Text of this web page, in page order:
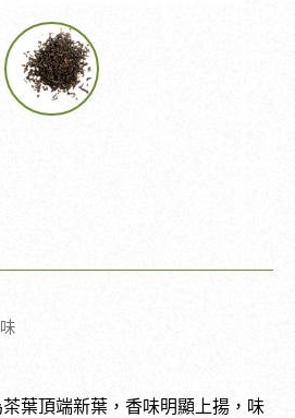
葉頂端新葉，香味明顯上揚，味